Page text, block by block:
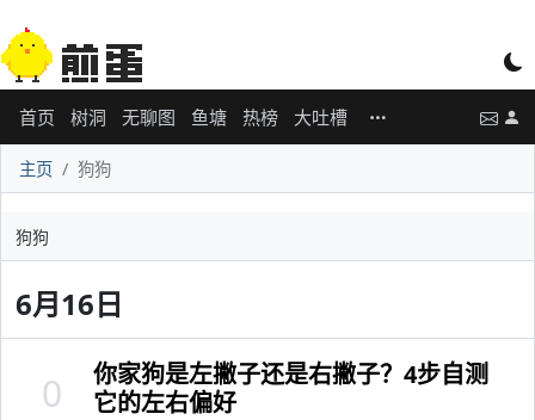
首页 树洞 无聊图 鱼塘 热榜 大吐槽
主页 狗狗
狗狗
6月16日
你家狗是左撇子还是右撇子？4步自测
它的左右偏好
0